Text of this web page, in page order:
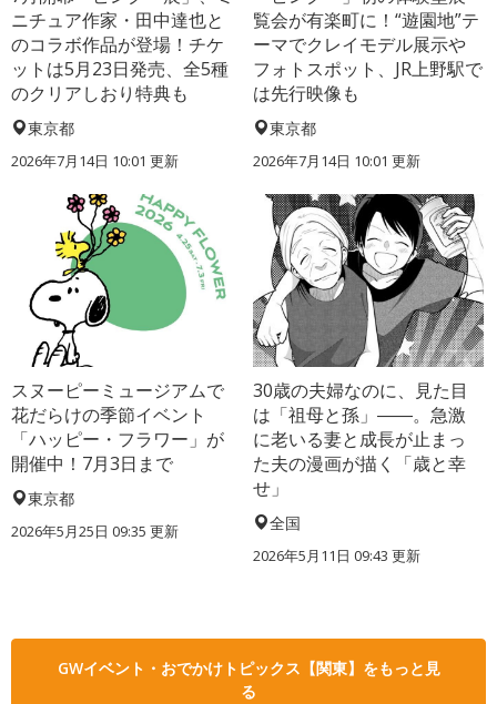
ニチュア作家・田中達也と
のコラボ作品が登場！チケ
ットは5月23日発売、全5種
のクリアしおり特典も
東京都
2026年7月14日 10:01 更新
覧会が有楽町に！“遊園地”テ
ーマでクレイモデル展示や
フォトスポット、JR上野駅で
は先行映像も
東京都
2026年7月14日 10:01 更新
スヌーピーミュージアムで
花だらけの季節イベント
「ハッピー・フラワー」が
開催中！7月3日まで
東京都
2026年5月25日 09:35 更新
30歳の夫婦なのに、見た目
は「祖母と孫」――。急激
に老いる妻と成長が止まっ
た夫の漫画が描く「歳と幸
せ」
全国
2026年5月11日 09:43 更新
GWイベント・おでかけトピックス【関東】をもっと見
る